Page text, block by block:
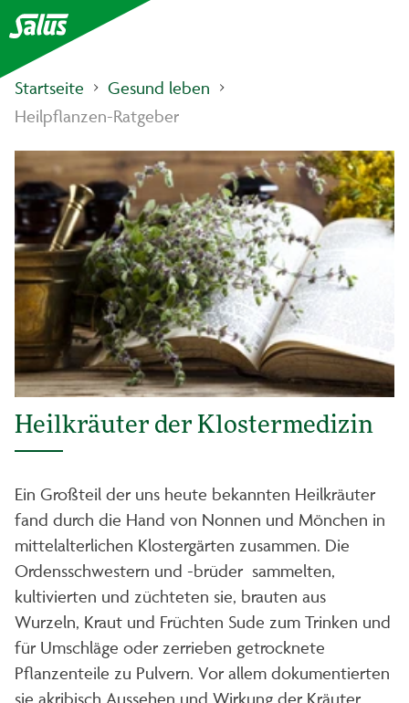
Startseite
Gesund leben
Heilpflanzen-Ratgeber
Heilkräuter der Klostermedizin
Ein Großteil der uns heute bekannten Heilkräuter
fand durch die Hand von Nonnen und Mönchen in
mittelalterlichen Klostergärten zusammen. Die
Ordensschwestern und -brüder sammelten,
kultivierten und züchteten sie, brauten aus
Wurzeln, Kraut und Früchten Sude zum Trinken und
für Umschläge oder zerrieben getrocknete
Pflanzenteile zu Pulvern. Vor allem dokumentierten
sie akribisch Aussehen und Wirkung der Kräuter